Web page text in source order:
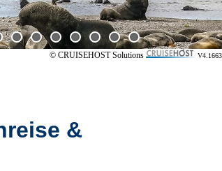
© CRUISEHOST Solutions V4.1663
&